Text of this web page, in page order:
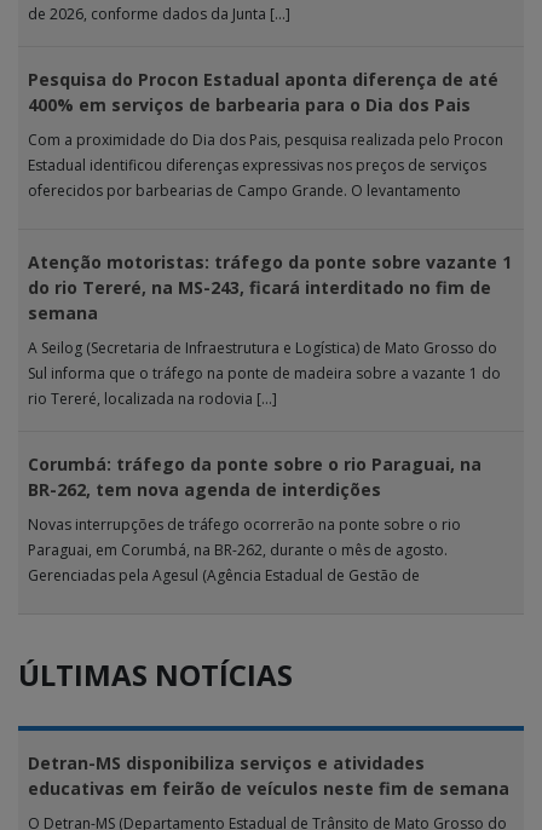
de 2026, conforme dados da Junta […]
Pesquisa do Procon Estadual aponta diferença de até
400% em serviços de barbearia para o Dia dos Pais
Com a proximidade do Dia dos Pais, pesquisa realizada pelo Procon
Estadual identificou diferenças expressivas nos preços de serviços
oferecidos por barbearias de Campo Grande. O levantamento
Atenção motoristas: tráfego da ponte sobre vazante 1
do rio Tereré, na MS-243, ficará interditado no fim de
semana
A Seilog (Secretaria de Infraestrutura e Logística) de Mato Grosso do
Sul informa que o tráfego na ponte de madeira sobre a vazante 1 do
rio Tereré, localizada na rodovia […]
Corumbá: tráfego da ponte sobre o rio Paraguai, na
BR-262, tem nova agenda de interdições
Novas interrupções de tráfego ocorrerão na ponte sobre o rio
Paraguai, em Corumbá, na BR-262, durante o mês de agosto.
Gerenciadas pela Agesul (Agência Estadual de Gestão de
ÚLTIMAS NOTÍCIAS
Detran-MS disponibiliza serviços e atividades
educativas em feirão de veículos neste fim de semana
O Detran-MS (Departamento Estadual de Trânsito de Mato Grosso do